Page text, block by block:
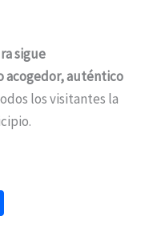
sigue
acogedor, auténtico
los visitantes la